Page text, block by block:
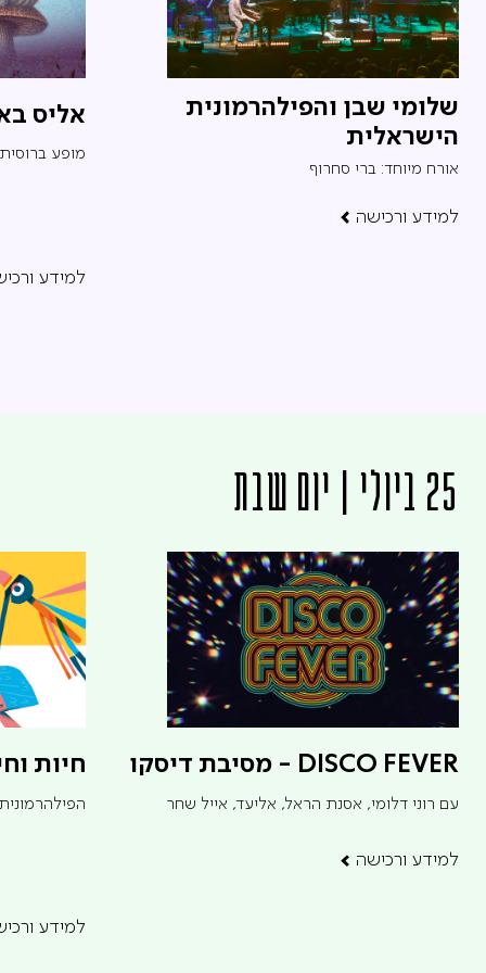
שלומי שבן והפילהרמונית
הישראלית
אורח מיוחד: ברי סחרוף
למידע ורכישה
אליס
מופע
למידע
25 ביולי | יום שבת
DISCO FEVER - מסיבת דיסקו
עם רוני דלומי, אסנת הראל, אליעד, אייל שחר
למידע ורכישה
חיות
למידע